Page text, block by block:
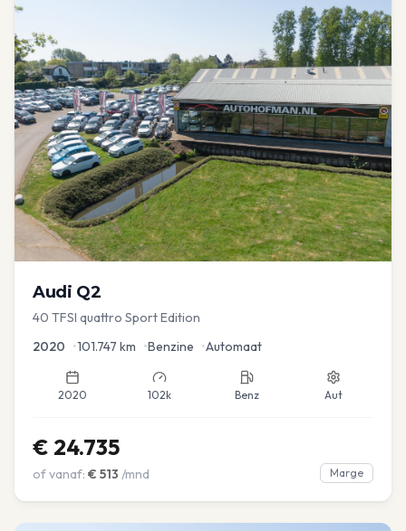
Audi Q2
40 TFSI quattro Sport Edition
2020 •101.747 km •Benzine •Automaat
2020 102k Benz Aut
€ 24.735
of vanaf: € 513 /mnd Marge